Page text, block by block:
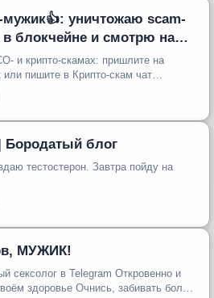
мужик👍: уничтожаю scam-
блокчейне и смотрю на
🐭мышЬ на крупу
и крипто-скамах: пришлите на
или пишите в Крипто-скам чат
Бородатый блог
тестостерон. Завтра пойду на
МУЖИК!
в Telegram Откровенно и
Очнись, забивать болт